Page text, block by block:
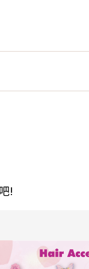
!